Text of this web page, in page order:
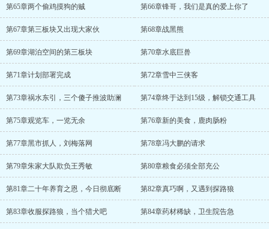
第65章两个偷鸡摸狗的贼 第66章锋哥，我们是真的爱上你了
第67章第三板块又出现大家伙 第68章战黑熊
第69章湖泊空间的第三板块 第70章水底巨兽
第71章计划部署完成 第72章雪中三侠客
第73章祸水东引，三个傻子推波助澜 第74章终于达到15级，解锁交通工具
第75章观览车，一览无余 第76章新的美食，鹿肉肠粉
第77章黑市抓人，刘梅落网 第78章冯大鹏的请求
第79章朱家大队欺负王秀敏 第80章粮食必须全部充公
第81章二十年养育之恩，今日彻底断 第82章真巧啊，又遇到探路狼
第83章收服探路狼，当个猎犬吧 第84章药材稀缺，卫生院告急